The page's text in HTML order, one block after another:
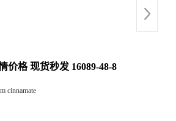
价格 现货秒发 16089-48-8
cinnamate